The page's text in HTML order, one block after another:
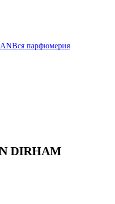
Вся парфюмерия
DIRHAM